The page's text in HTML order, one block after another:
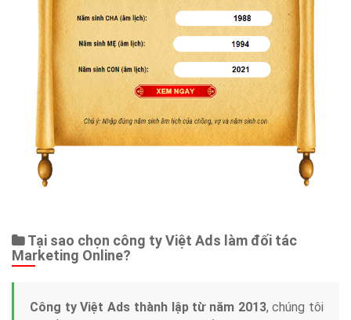
Tại sao chọn công ty Việt Ads làm đối tác
Marketing Online?
Công ty Việt Ads thành lập từ năm 2013, chúng tôi